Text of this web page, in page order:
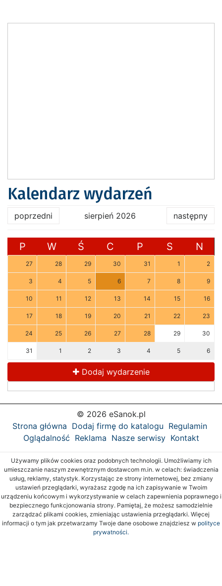
Kalendarz wydarzeń
poprzedni sierpień 2026 następny
P W Ś C P S N
27 28 29 30 31 1 2
3 4 5 6 7 8 9
10 11 12 13 14 15 16
17 18 19 20 21 22 23
24 25 26 27 28 29 30
31 1 2 3 4 5 6
Dodaj wydarzenie
© 2026 eSanok.pl
Strona główna Dodaj firmę do katalogu Regulamin
Oglądalność Reklama Nasze serwisy Kontakt
Używamy plików cookies oraz podobnych technologii. Umożliwiamy ich
umieszczanie naszym zewnętrznym dostawcom m.in. w celach: świadczenia
usług, reklamy, statystyk. Korzystając ze strony internetowej, bez zmiany
ustawień przeglądarki, wyrażasz zgodę na ich zapisywanie w Twoim
urządzeniu końcowym i wykorzystywanie w celach zapewnienia poprawnego i
bezpiecznego funkcjonowania strony. Pamiętaj, że możesz samodzielnie
zarządzać plikami cookies, zmieniając ustawienia przeglądarki. Więcej
informacji o tym jak przetwarzamy Twoje dane osobowe znajdziesz w polityce
prywatności.